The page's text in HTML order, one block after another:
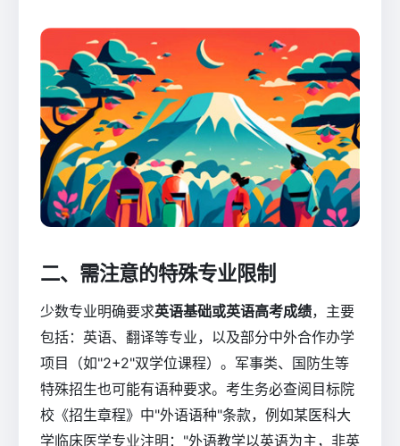
二、需注意的特殊专业限制
少数专业明确要求英语基础或英语高考成绩，主要
包括：英语、翻译等专业，以及部分中外合作办学
项目（如"2+2"双学位课程）。军事类、国防生等
特殊招生也可能有语种要求。考生务必查阅目标院
校《招生章程》中"外语语种"条款，例如某医科大
学临床医学专业注明："外语教学以英语为主，非英